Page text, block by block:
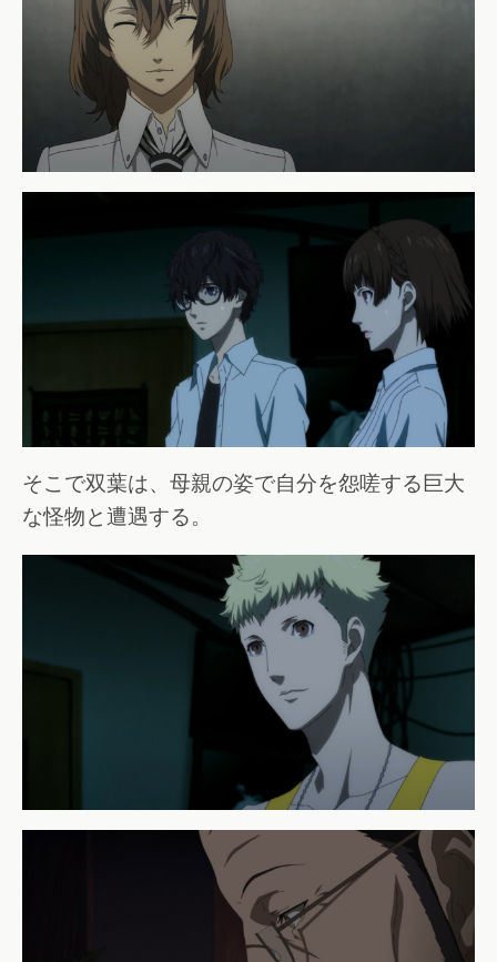
そこで双葉は、母親の姿で自分を怨嗟する巨大
な怪物と遭遇する。